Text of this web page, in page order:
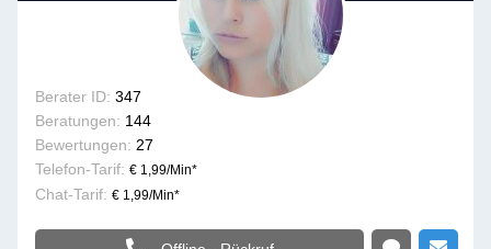
Berater ID: 347
Beratungen: 144
Bewertungen: 27
Telefon-Tarif: € 1,99/Min*
Chat-Tarif: € 1,99/Min*